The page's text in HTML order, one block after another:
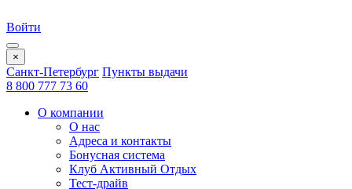
Войти
×
Санкт-Петербург Пункты выдачи
8 800 777 73 60
О компании
О нас
Адреса и контакты
Бонусная система
Клуб Активный Отдых
Тест-драйв